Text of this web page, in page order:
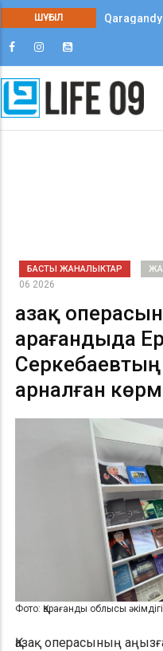
ШҰҒЫЛ
БАСТЫ ЖАНАЛЫКТАР
06 2026
Қазақ
Қарағандыда
арналған
Фото: Қарағанды облысы
Қазақ операсының